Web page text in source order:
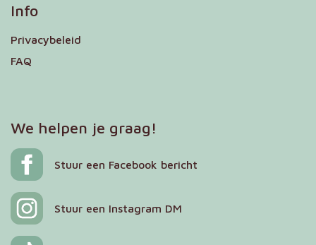
Info
Privacybeleid
FAQ
We helpen je graag!
Stuur een Facebook bericht
Stuur een Instagram DM